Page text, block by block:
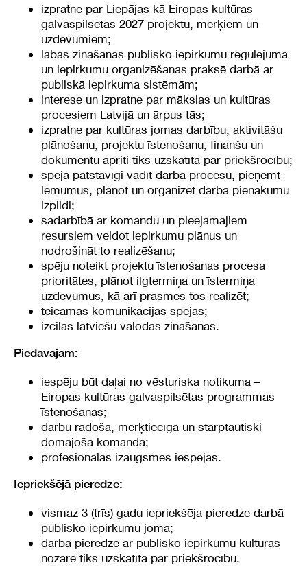
izpratne par Liepājas kā Eiropas kultūras
galvaspilsētas 2027 projektu, mērķiem un
uzdevumiem;
labas zināšanas publisko iepirkumu regulējumā
un iepirkumu organizēšanas praksē darbā ar
publiskā iepirkuma sistēmām;
interese un izpratne par mākslas un kultūras
procesiem Latvijā un ārpus tās;
izpratne par kultūras jomas darbību, aktivitāšu
plānošanu, projektu īstenošanu, finanšu un
dokumentu apriti tiks uzskatīta par priekšrocību;
spēja patstāvīgi vadīt darba procesu, pieņemt
lēmumus, plānot un organizēt darba pienākumu
izpildi;
sadarbībā ar komandu un pieejamajiem
resursiem veidot iepirkumu plānus un
nodrošināt to realizēšanu;
spēju noteikt projektu īstenošanas procesa
prioritātes, plānot ilgtermiņa un īstermiņa
uzdevumus, kā arī prasmes tos realizēt;
teicamas komunikācijas spējas;
izcilas latviešu valodas zināšanas.
Piedāvājam:
iespēju būt daļai no vēsturiska notikuma –
Eiropas kultūras galvaspilsētas programmas
īstenošanas;
darbu radošā, mērķtiecīgā un starptautiski
domājošā komandā;
profesionālās izaugsmes iespējas.
Iepriekšējā pieredze:
vismaz 3 (trīs) gadu iepriekšēja pieredze darbā
publisko iepirkumu jomā;
darba pieredze ar publisko iepirkumu kultūras
nozarē tiks uzskatīta par priekšrocību.